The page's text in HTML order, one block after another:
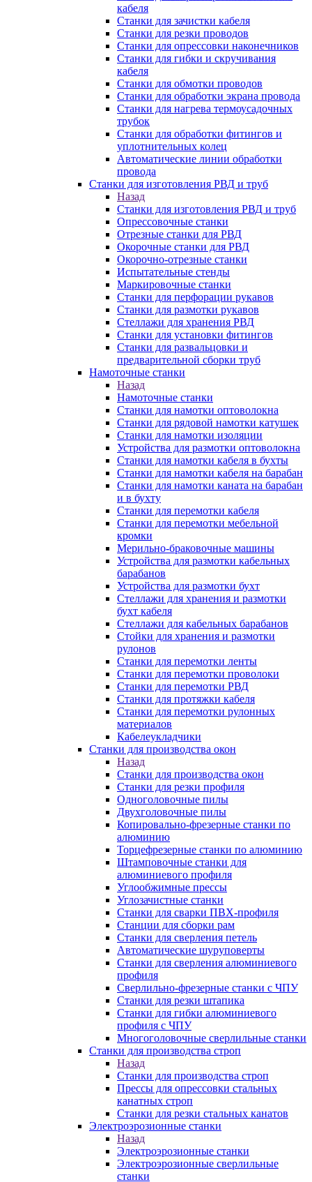
кабеля
Станки для зачистки кабеля
Станки для резки проводов
Станки для опрессовки наконечников
Станки для гибки и скручивания
кабеля
Станки для обмотки проводов
Станки для обработки экрана провода
Станки для нагрева термоусадочных
трубок
Станки для обработки фитингов и
уплотнительных колец
Автоматические линии обработки
провода
Станки для изготовления РВД и труб
Назад
Станки для изготовления РВД и труб
Опрессовочные станки
Отрезные станки для РВД
Окорочные станки для РВД
Окорочно-отрезные станки
Испытательные стенды
Маркировочные станки
Станки для перфорации рукавов
Станки для размотки рукавов
Стеллажи для хранения РВД
Станки для установки фитингов
Станки для развальцовки и
предварительной сборки труб
Намоточные станки
Назад
Намоточные станки
Станки для намотки оптоволокна
Станки для рядовой намотки катушек
Станки для намотки изоляции
Устройства для размотки оптоволокна
Станки для намотки кабеля в бухты
Станки для намотки кабеля на барабан
Станки для намотки каната на барабан
и в бухту
Станки для перемотки кабеля
Станки для перемотки мебельной
кромки
Мерильно-браковочные машины
Устройства для размотки кабельных
барабанов
Устройства для размотки бухт
Стеллажи для хранения и размотки
бухт кабеля
Стеллажи для кабельных барабанов
Стойки для хранения и размотки
рулонов
Станки для перемотки ленты
Станки для перемотки проволоки
Станки для перемотки РВД
Станки для протяжки кабеля
Станки для перемотки рулонных
материалов
Кабелеукладчики
Станки для производства окон
Назад
Станки для производства окон
Станки для резки профиля
Одноголовочные пилы
Двухголовочные пилы
Копировально-фрезерные станки по
алюминию
Торцефрезерные станки по алюминию
Штамповочные станки для
алюминиевого профиля
Углообжимные прессы
Углозачистные станки
Станки для сварки ПВХ-профиля
Станции для сборки рам
Станки для сверления петель
Автоматические шуруповерты
Станки для сверления алюминиевого
профиля
Сверлильно-фрезерные станки с ЧПУ
Станки для резки штапика
Станки для гибки алюминиевого
профиля с ЧПУ
Многоголовочные сверлильные станки
Станки для производства строп
Назад
Станки для производства строп
Прессы для опрессовки стальных
канатных строп
Станки для резки стальных канатов
Электроэрозионные станки
Назад
Электроэрозионные станки
Электроэрозионные сверлильные
станки